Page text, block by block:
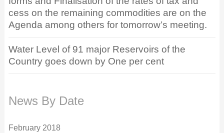
cess on the remaining commodities are on the
Agenda among others for tomorrow’s meeting.
Water Level of 91 major Reservoirs of the
Country goes down by One per cent
News By Date
February 2018